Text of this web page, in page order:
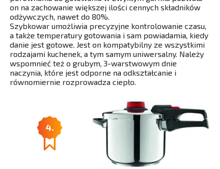
on na zachowanie większej ilości cennych składników
odżywczych, nawet do 80%.
Szybkowar umożliwia precyzyjne kontrolowanie czasu,
a także temperatury gotowania i sam powiadamia, kiedy
danie jest gotowe. Jest on kompatybilny ze wszystkimi
rodzajami kuchenek, a tym samym uniwersalny. Należy
wspomnieć też o grubym, 3-warstwowym dnie
naczynia, które jest odporne na odkształcanie i
równomiernie rozprowadza ciepło.
4.